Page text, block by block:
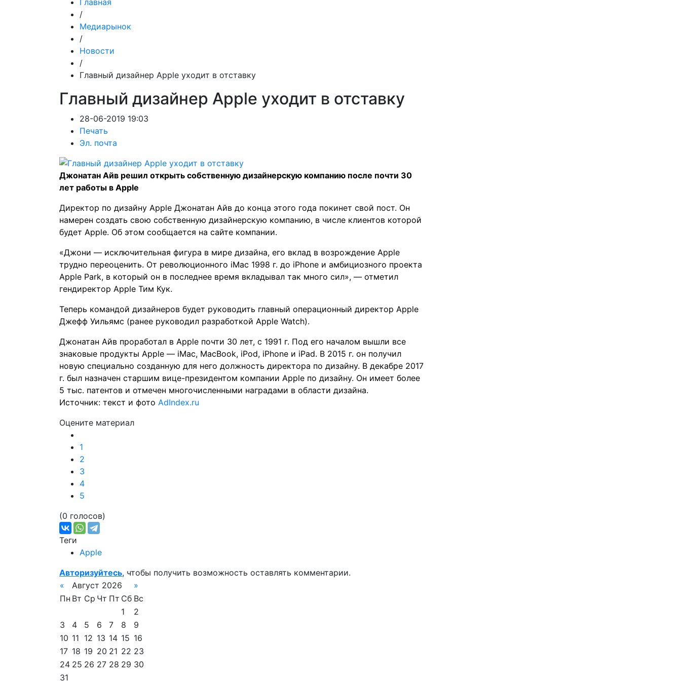
Главная
/
Медиарынок
/
Новости
/
Главный дизайнер Apple уходит в отставку
Главный дизайнер Apple уходит в отставку
28-06-2019 19:03
Печать
Эл. почта
Джонатан Айв решил открыть собственную дизайнерскую компанию после почти 30
лет работы в Apple
Директор по дизайну Apple Джонатан Айв до конца этого года покинет свой пост. Он
намерен создать свою собственную дизайнерскую компанию, в числе клиентов которой
будет Apple. Об этом сообщается на сайте компании.
«Джони — исключительная фигура в мире дизайна, его вклад в возрождение Apple
трудно переоценить. От революционного iMac 1998 г. до iPhone и амбициозного проекта
Apple Park, в который он в последнее время вкладывал так много сил», — отметил
гендиректор Apple Тим Кук.
Теперь командой дизайнеров будет руководить главный операционный директор Apple
Джефф Уильямс (ранее руководил разработкой Apple Watch).
Джонатан Айв проработал в Apple почти 30 лет, c 1991 г. Под его началом вышли все
знаковые продукты Apple — iMac, MacBook, iPod, iPhone и iPad. В 2015 г. он получил
новую специально созданную для него должность директора по дизайну. В декабре 2017
г. был назначен старшим вице-президентом компании Apple по дизайну. Он имеет более
5 тыс. патентов и отмечен многочисленными наградами в области дизайна.
Источник: текст и фото AdIndex.ru
Оцените материал
1
2
3
4
5
(0 голосов)
Теги
Apple
Авторизуйтесь, чтобы получить возможность оставлять комментарии.
«
Август 2026
»
Пн Вт Ср Чт Пт Сб Вс
1
2
3
4 5 6 7 8
9
10 11 12 13 14 15 16
17 18 19 20 21 22 23
24 25 26 27 28 29 30
31